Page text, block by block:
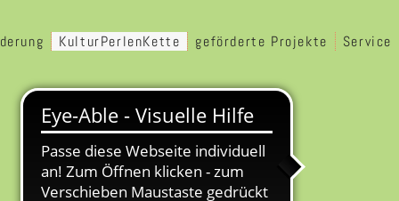
KulturPerlenKette geförderte Projekte Service